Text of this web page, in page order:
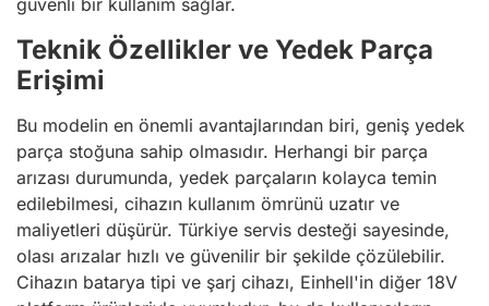
güvenli bir kullanım sağlar.
Teknik Özellikler ve Yedek Parça
Erişimi
Bu modelin en önemli avantajlarından biri, geniş yedek
parça stoğuna sahip olmasıdır. Herhangi bir parça
arızası durumunda, yedek parçaların kolayca temin
edilebilmesi, cihazın kullanım ömrünü uzatır ve
maliyetleri düşürür. Türkiye servis desteği sayesinde,
olası arızalar hızlı ve güvenilir bir şekilde çözülebilir.
Cihazın batarya tipi ve şarj cihazı, Einhell'in diğer 18V